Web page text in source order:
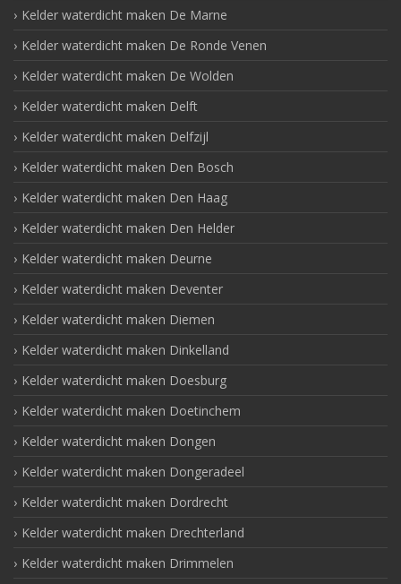
Kelder waterdicht maken De Marne
Kelder waterdicht maken De Ronde Venen
Kelder waterdicht maken De Wolden
Kelder waterdicht maken Delft
Kelder waterdicht maken Delfzijl
Kelder waterdicht maken Den Bosch
Kelder waterdicht maken Den Haag
Kelder waterdicht maken Den Helder
Kelder waterdicht maken Deurne
Kelder waterdicht maken Deventer
Kelder waterdicht maken Diemen
Kelder waterdicht maken Dinkelland
Kelder waterdicht maken Doesburg
Kelder waterdicht maken Doetinchem
Kelder waterdicht maken Dongen
Kelder waterdicht maken Dongeradeel
Kelder waterdicht maken Dordrecht
Kelder waterdicht maken Drechterland
Kelder waterdicht maken Drimmelen